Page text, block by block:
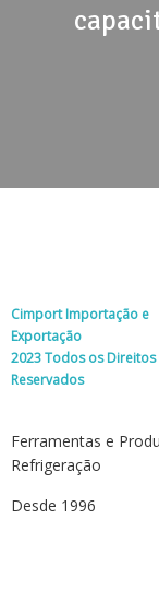
Cimport Importação e
Exportação
2023 Todos os Direitos
Reservados
Ferramentas e
Refrigeração
Desde 1996